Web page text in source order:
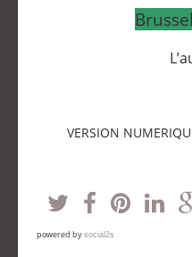
VERSION
powered by social2s